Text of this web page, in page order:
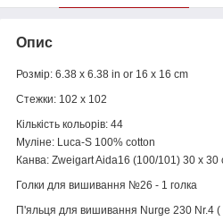
Опис
Розмір: 6.38 x 6.38 in or 16 x 16 cm
Стежки: 102 x 102
Кількість кольорів: 44
Муліне: Luca-S 100% cotton
Канва: Zweigart Aida16 (100/101) 30 x 30
Голки для вишивання №26 - 1 голка
П'яльця для вишивання Nurge 230 Nr.4 (